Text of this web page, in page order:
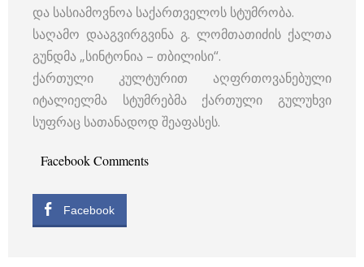
და სასიამოვნოა საქართველოს სტუმრობა.
საღამო დააგვირგვინა გ. ლომთათიძის ქალთა
გუნდმა „სინტონია – თბილისი“.
ქართული კულტურით აღფრთოვანებული
იტალიელმა სტუმრებმა ქართული გულუხვი
სუფრაც სათანადოდ შეაფასეს.
Facebook Comments
Facebook